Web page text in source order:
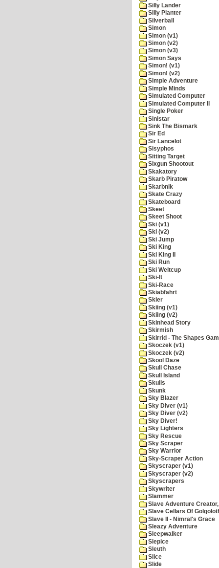
Silly Lander
Silly Planter
Silverball
Simon
Simon (v1)
Simon (v2)
Simon (v3)
Simon Says
Simon! (v1)
Simon! (v2)
Simple Adventure
Simple Minds
Simulated Computer
Simulated Computer II
Single Poker
Sinistar
Sink The Bismark
Sir Ed
Sir Lancelot
Sisyphos
Sitting Target
Sixgun Shootout
Skakatory
Skarb Piratow
Skarbnik
Skate Crazy
Skateboard
Skeet
Skeet Shoot
Ski (v1)
Ski (v2)
Ski Jump
Ski King
Ski King II
Ski Run
Ski Weltcup
Ski-It
Ski-Race
Skiabfahrt
Skier
Skiing (v1)
Skiing (v2)
Skinhead Story
Skirmish
Skirrid - The Shapes
Skoczek (v1)
Skoczek (v2)
Skool Daze
Skull Chase
Skull Island
Skulls
Skunk
Sky Blazer
Sky Diver (v1)
Sky Diver (v2)
Sky Diver!
Sky Lighters
Sky Rescue
Sky Scraper
Sky Warrior
Sky-Scraper Action
Skyscraper (v1)
Skyscraper (v2)
Skyscrapers
Skywriter
Slammer
Slave Adventure Creator,
Slave Cellars Of
Slave II - Nimral's Grace
Sleazy Adventure
Sleepwalker
Slepice
Sleuth
Slice
Slide